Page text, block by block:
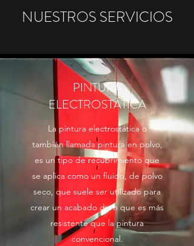
NUESTROS SERVICIOS
PINTURA
ELECTROSTÁTICA
La pintura electrostática o
también llamada pintura en polvo,
es un tipo de recubrimiento que
se aplica como un fluido, de polvo
seco, que suele ser utilizado para
crear un acabado duro que es más
resistente que la pintura
convencional.